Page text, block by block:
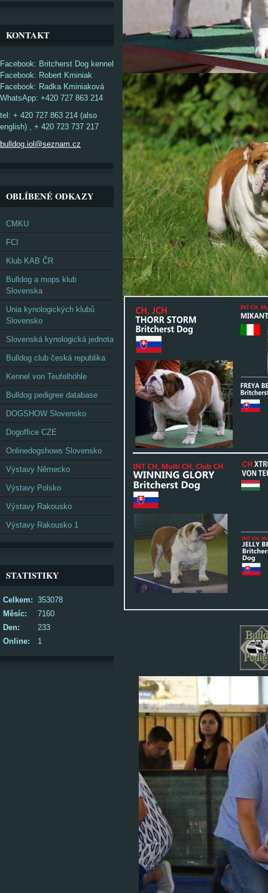
KONTAKT
Facebook: Britcherst Dog kennel
Facebook: Robert Kminiak
Facebook: Radka Kminiaková
WhatsApp: +420 727 863 214
tel: + 420 727 863 214 (also
english) , + 420 723 737 217
bulldog.iol@seznam.cz
OBLÍBENÉ ODKAZY
CMKU
FCI
Klub KAB ČR
Bulldog a mops klub
Slovenska
Unia kynologických klubů
Slovensko
Slovenská kynologická jednota
Bulldog club česká republika
Kennel von Teufelhöhle
Bulldog pedigree database
DOGSHOW Slovensko
Dogoffice CZE
Onlinedogshows Slovensko
Výstavy Německo
Výstavy Polsko
Výstavy Rakousko
Výstavy Rakousko 1
STATISTIKY
Online: 1
Celkem: 353078
Měsíc:
7160
Den:
233